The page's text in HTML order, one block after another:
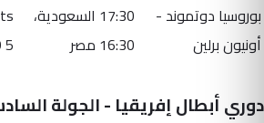
بوروسيا دوتموند -
أونيون برلين
17:30 السعودية،
16:30 مصر
5
دوري أبطال إفريقيا - الجولة